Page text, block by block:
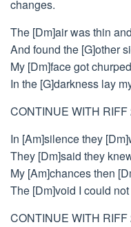
changes.
The [Dm]air was thin
And found the [G]other
My [Dm]face got
In the [G]darkness lay
CONTINUE WITH RIFF
In [Am]silence they
They [Dm]said they
My [Am]chances then
The [Dm]void I could
CONTINUE WITH RIFF